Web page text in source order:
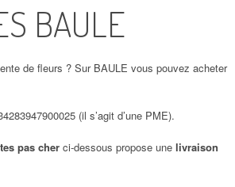
CACTUS
BONSAI
BAULE
de fleurs ? Sur BAULE vous pouvez acheter
(il s’agit d’une PME).
pas cher ci-dessous propose une livraison